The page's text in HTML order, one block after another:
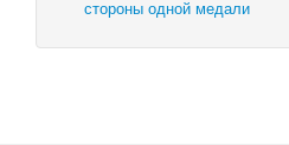
стороны одной медали